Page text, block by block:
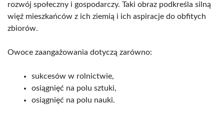
rozwój społeczny i gospodarczy. Taki obraz podkreśla silną
więź mieszkańców z ich ziemią i ich aspiracje do obfitych
zbiorów.
Owoce zaangażowania dotyczą zarówno:
sukcesów w rolnictwie,
osiągnięć na polu sztuki,
osiągnięć na polu nauki.